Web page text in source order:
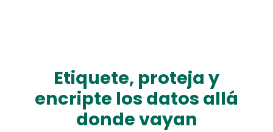
Etiquete, proteja y
encripte los datos allá
donde vayan